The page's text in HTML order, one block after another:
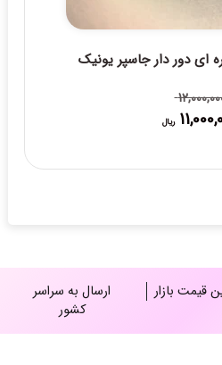
ای دور دار جاسپر یونیک
قیمت
12,000,000 ریال
ریال
قیمت
11,000,000 ریال.
قیمت بازار
ارسال به سراسر
کشور